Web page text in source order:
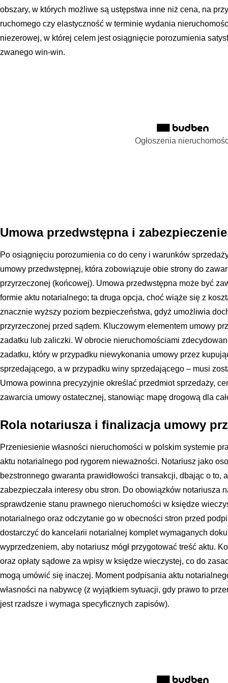
obszary, w których możliwe są ustępstwa inne niż cena, na
ruchomego czy elastyczność w terminie wydania
niezerowej, w której celem jest osiągnięcie porozumienia
zwanego win-win.
Ogłoszenia
Umowa przedwstępna i
Po osiągnięciu porozumienia co do ceny i warunków
umowy przedwstępnej, która zobowiązuje obie strony do
przyrzeczonej (końcowej). Umowa przedwstępna może być
formie aktu notarialnego; ta druga opcja, choć wiąże się z
znacznie wyższy poziom bezpieczeństwa, gdyż umożliwia
przyrzeczonej przed sądem. Kluczowym elementem umowy
zadatku lub zaliczki. W obrocie nieruchomościami
zadatku, który w przypadku niewykonania umowy przez
sprzedającego, a w przypadku winy sprzedającego – musi
Umowa powinna precyzyjnie określać przedmiot sprzedaży,
zawarcia umowy ostatecznej, stanowiąc mapę drogową dla
Rola notariusza i finalizacja umowy
Przeniesienie własności nieruchomości w polskim systemie
aktu notarialnego pod rygorem nieważności. Notariusz jako
bezstronnego gwaranta prawidłowości transakcji, dbając o to,
zabezpieczała interesy obu stron. Do obowiązków notariusza
sprawdzenie stanu prawnego nieruchomości w księdze
notarialnego oraz odczytanie go w obecności stron przed
dostarczyć do kancelarii notarialnej komplet wymaganych
wyprzedzeniem, aby notariusz mógł przygotować treść aktu.
oraz opłaty sądowe za wpisy w księdze wieczystej, co do
mogą umówić się inaczej. Moment podpisania aktu
własności na nabywcę (z wyjątkiem sytuacji, gdy prawo to
jest rzadsze i wymaga specyficznych zapisów).